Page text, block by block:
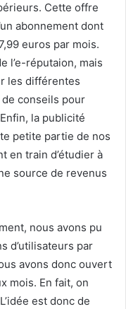
Cette offre
abonnement dont
euros par mois.
l’e-réputaion, mais
les différentes
conseils pour
la publicité
petite partie de nos
en train d’étudier à
source de revenus
nous avons pu
d’utilisateurs par
avons donc ouvert
mois. En fait, on
est donc de